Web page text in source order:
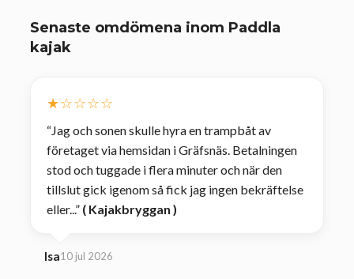
Senaste omdömena inom Paddla
kajak
★☆☆☆☆
“Jag och sonen skulle hyra en trampbåt av
företaget via hemsidan i Gräfsnäs. Betalningen
stod och tuggade i flera minuter och när den
tillslut gick igenom så fick jag ingen bekräftelse
eller...” ( Kajakbryggan )
Isa10 jul 2026